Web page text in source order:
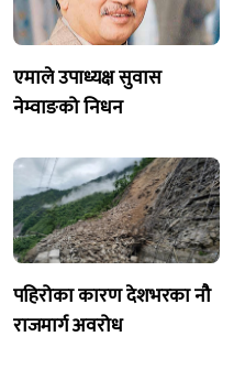
एमाले उपाध्यक्ष सुवास
नेम्वाङको निधन
पहिरोका कारण देशभरका नौ
राजमार्ग अवरोध